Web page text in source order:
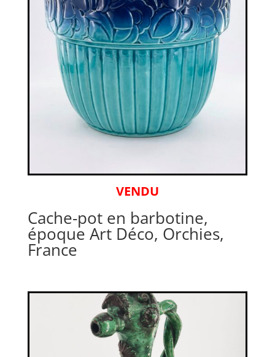
VENDU
Cache-pot en barbotine,
époque Art Déco, Orchies,
France